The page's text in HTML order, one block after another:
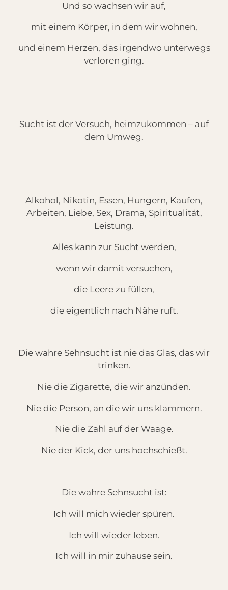
Und so wachsen wir auf,
mit einem Körper, in dem wir wohnen,
und einem Herzen, das irgendwo unterwegs
verloren ging.
Sucht ist der Versuch, heimzukommen – auf
dem Umweg.
Alkohol, Nikotin, Essen, Hungern, Kaufen,
Arbeiten, Liebe, Sex, Drama, Spiritualität,
Leistung.
Alles kann zur Sucht werden,
wenn wir damit versuchen,
die Leere zu füllen,
die eigentlich nach Nähe ruft.
Die wahre Sehnsucht ist nie das Glas, das wir
trinken.
Nie die Zigarette, die wir anzünden.
Nie die Person, an die wir uns klammern.
Nie die Zahl auf der Waage.
Nie der Kick, der uns hochschießt.
Die wahre Sehnsucht ist:
Ich will mich wieder spüren.
Ich will wieder leben.
Ich will in mir zuhause sein.